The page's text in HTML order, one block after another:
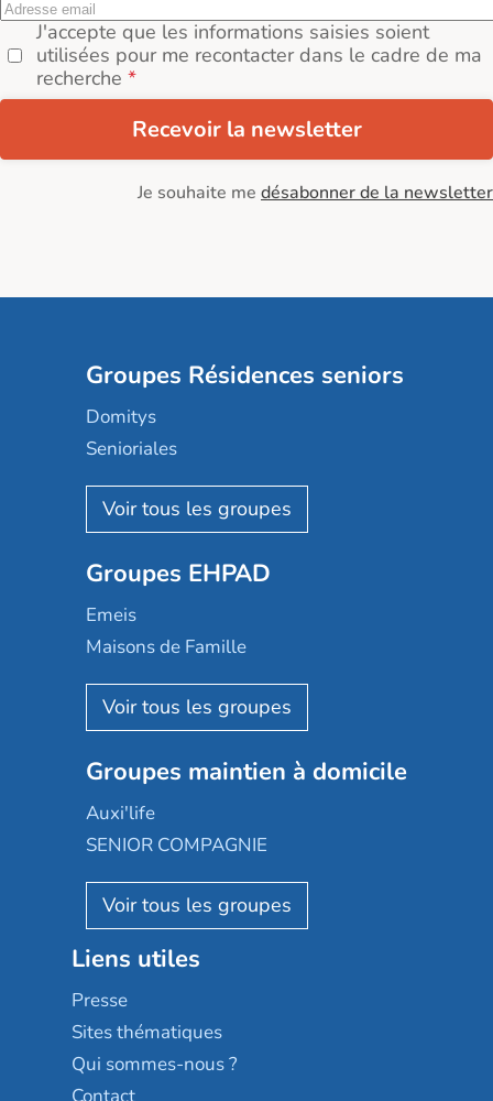
J'accepte que les informations saisies soient
utilisées pour me recontacter dans le cadre de ma
recherche
Recevoir la newsletter
Je souhaite me désabonner de la newsletter
Groupes Résidences seniors
Domitys
Senioriales
Nohée
Les Résidentiels
Mobicap
Domusvi
Happy Senior
Aquarelia
Nexity edenea
Les jardins d'Arcadie
Occitalia
Appartseniors
Reseda
Stella management
Les villages d'or
Sérénys
Résidences services Villa Médicis
Groupes EHPAD
Emeis
Maisons de Famille
Korian
Emera
Groupe SOS
Le Noble Âge
Almage
Résidalya
Groupe aplus
Groupes maintien à domicile
Auxi'life
SENIOR COMPAGNIE
AGE D'OR Services
Liens utiles
Presse
Sites thématiques
Qui sommes-nous ?